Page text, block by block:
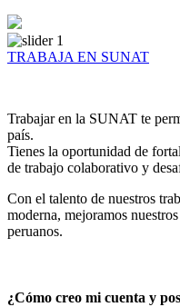
TRABAJA EN SUNAT
Trabajar en la SUNAT te
país.
Tienes la oportunidad de
de trabajo colaborativo y
Con el talento de nuestros
moderna, mejoramos
peruanos.
¿Cómo creo mi cuenta y